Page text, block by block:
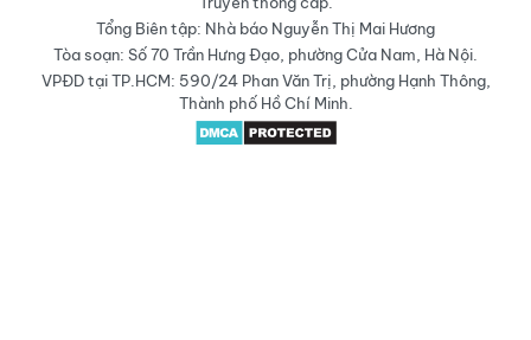
Tổng Biên tập: Nhà báo Nguyễn Thị Mai Hương
Tòa soạn: Số 70 Trần Hưng Đạo, phường Cửa Nam, Hà Nội.
VPĐD tại TP.HCM: 590/24 Phan Văn Trị, phường Hạnh Thông,
Thành phố Hồ Chí Minh.